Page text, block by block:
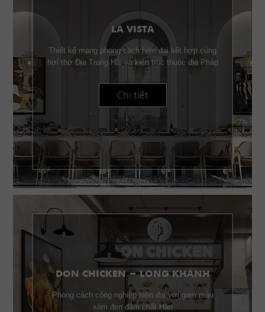
LA VISTA
Thiết kế mang phong cách hiện đại kết hợp cùng
hơi thở Địa Trung Hải và kiến trúc thuộc địa Pháp
Chi tiết
DON CHICKEN - LONG KHÁNH
Phong cách công nghiệp hiện đại với gam màu
xám đen đậm chất Hàn